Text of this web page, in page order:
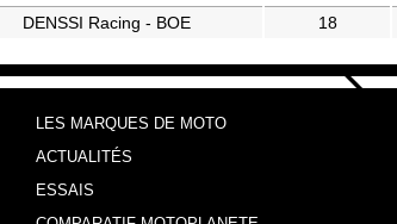
DENSSI Racing - BOE 18
LES MARQUES DE MOTO
ACTUALITÉS
ESSAIS